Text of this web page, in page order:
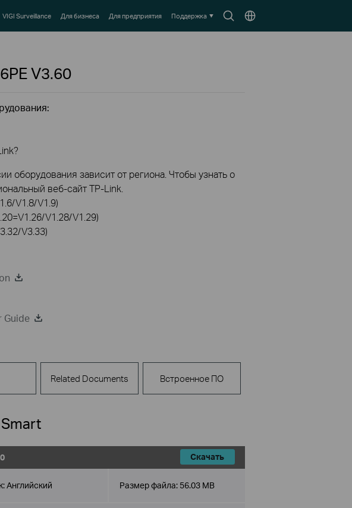
SearchВыберите
VIGI Surveillance Для бизнеса Для предприятия Поддержка
V3.60
оборудования зависит от региона. Чтобы узнать о
веб-сайт TP-Link.
V1.8/V1.9)
V1.28/V1.29)
V3.33)
Guide
Related Documents Встроенное ПО
Скачать
Английский Размер файла: 56.03 MB